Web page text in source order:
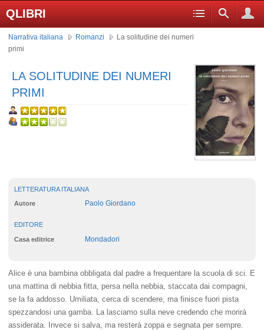
QLIBRI
Narrativa italiana Romanzi
La solitudine dei numeri
primi
LA SOLITUDINE DEI NUMERI
PRIMI
LETTERATURA ITALIANA
Autore Paolo Giordano
EDITORE
Casa editrice Mondadori
Alice è una bambina obbligata dal padre a frequentare la scuola di sci. E
una mattina di nebbia fitta, persa nella nebbia, staccata dai compagni,
se la fa addosso. Umiliata, cerca di scendere, ma finisce fuori pista
spezzandosi una gamba. La lasciamo sulla neve credendo che morirà
assiderata. Invece si salva, ma resterà zoppa e segnata per sempre.